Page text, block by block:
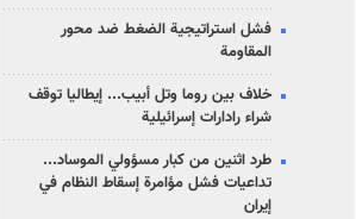
فشل استراتيجية الضغط ضد محور
المقاومة
خلاف بين روما وتل أبيب... إيطاليا توقف
شراء رادارات إسرائيلية
طرد اثنين من كبار مسؤولي الموساد...
تداعيات فشل مؤامرة إسقاط النظام في
إيران